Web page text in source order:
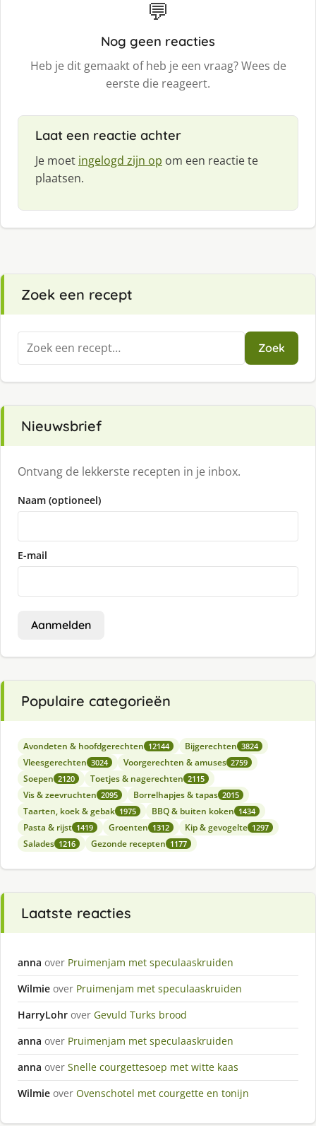
💬
Nog geen reacties
Heb je dit gemaakt of heb je een vraag? Wees de
eerste die reageert.
Laat een reactie achter
Je moet ingelogd zijn op om een reactie te
plaatsen.
Zoek een recept
Zoeken
naar:
Zoek
Nieuwsbrief
Ontvang de lekkerste recepten in je inbox.
Naam (optioneel)
E-mail
Aanmelden
Populaire categorieën
Avondeten & hoofdgerechten 12144 Bijgerechten 3824
Vleesgerechten 3024 Voorgerechten & amuses 2759
Soepen 2120 Toetjes & nagerechten 2115
Vis & zeevruchten 2095 Borrelhapjes & tapas 2015
Taarten, koek & gebak 1975 BBQ & buiten koken 1434
Pasta & rijst 1419 Groenten 1312 Kip & gevogelte 1297
Salades 1216 Gezonde recepten 1177
Laatste reacties
anna over Pruimenjam met speculaaskruiden
Wilmie over Pruimenjam met speculaaskruiden
HarryLohr over Gevuld Turks brood
anna over Pruimenjam met speculaaskruiden
anna over Snelle courgettesoep met witte kaas
Wilmie over Ovenschotel met courgette en tonijn